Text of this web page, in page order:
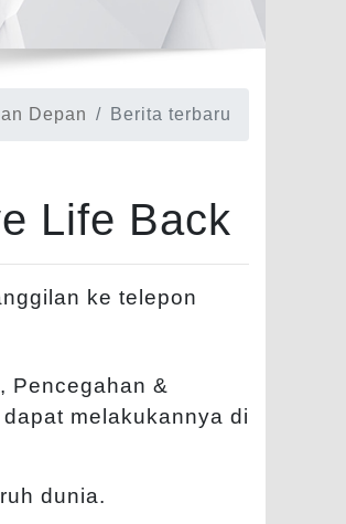
Depan Berita terbaru
Life Back
ke telepon
Pencegahan &
melakukannya di
dunia.